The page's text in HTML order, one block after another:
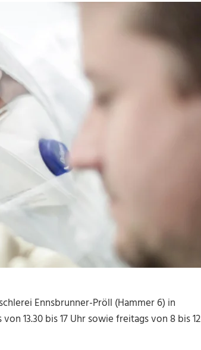
Ennsbrunner-Pröll (Hammer 6) in
13.30 bis 17 Uhr sowie freitags von 8 bis 12